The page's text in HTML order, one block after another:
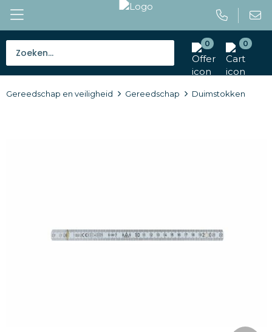
0 0
Tassen
Outdoor en vrije tijd
Gereedschap en veiligheid Gereedschap Duimstokken